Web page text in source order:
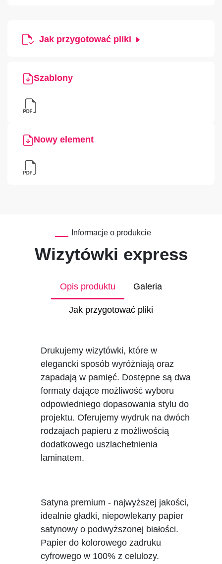
Jak przygotować pliki
Szablony
Nowy element
Informacje o produkcie
Wizytówki express
Opis produktu Galeria
Jak przygotować pliki
Drukujemy wizytówki, które w
elegancki sposób wyróżniają oraz
zapadają w pamięć. Dostępne są dwa
formaty dające możliwość wyboru
odpowiedniego dopasowania stylu do
projektu. Oferujemy wydruk na dwóch
rodzajach papieru z możliwością
dodatkowego uszlachetnienia
laminatem.
Satyna premium - najwyższej jakości,
idealnie gładki, niepowlekany papier
satynowy o podwyższonej białości.
Papier do kolorowego zadruku
cyfrowego w 100% z celulozy.